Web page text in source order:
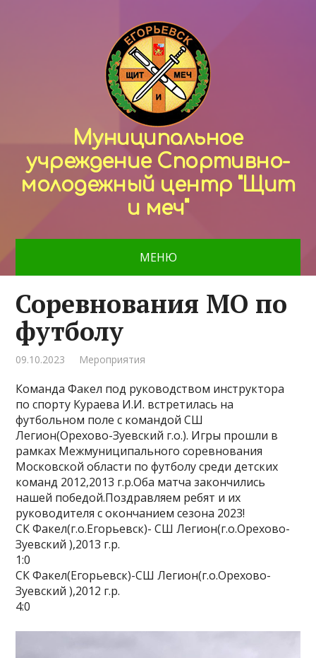
Муниципальное
учреждение Спортивно-
молодежный центр "Щит
и меч"
МЕНЮ
Соревнования МО по
футболу
09.10.2023 Мероприятия
Команда Факел под руководством инструктора
по спорту Кураева И.И. встретилась на
футбольном поле с командой СШ
Легион(Орехово-Зуевский г.о.). Игры прошли в
рамках Межмуниципального соревнования
Московской области по футболу среди детских
команд 2012,2013 г.р.Оба матча закончились
нашей победой.Поздравляем ребят и их
руководителя с окончанием сезона 2023!
СК Факел(г.о.Егорьевск)- СШ Легион(г.о.Орехово-
Зуевский ),2013 г.р.
1:0
СК Факел(Егорьевск)-СШ Легион(г.о.Орехово-
Зуевский ),2012 г.р.
4:0